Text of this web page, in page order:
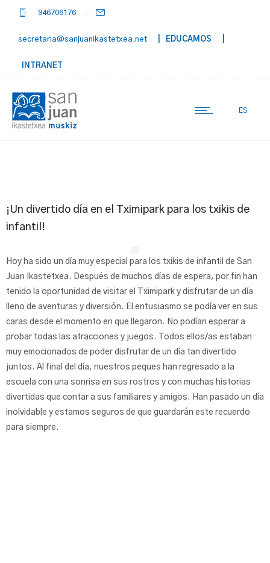
946706176
secretaria@sanjuanikastetxea.net | EDUCAMOS
INTRANET
ES
¡Un divertido día en el Tximipark para los txikis de
infantil!
Hoy ha sido un día muy especial para los txikis de infantil de San
Juan Ikastetxea. Después de muchos días de espera, por fin han
tenido la oportunidad de visitar el Tximipark y disfrutar de un día
lleno de aventuras y diversión. El entusiasmo se podía ver en sus
caras desde el momento en que llegaron. No podían esperar a
probar todas las atracciones y juegos. Todos ellos/as estaban
muy emocionados de poder disfrutar de un día tan divertido
juntos. Al final del día, nuestros peques han regresado a la
escuela con una sonrisa en sus rostros y con muchas historias
divertidas que contar a sus familiares y amigos. Han pasado un día
inolvidable y estamos seguros de que guardarán este recuerdo
para siempre.